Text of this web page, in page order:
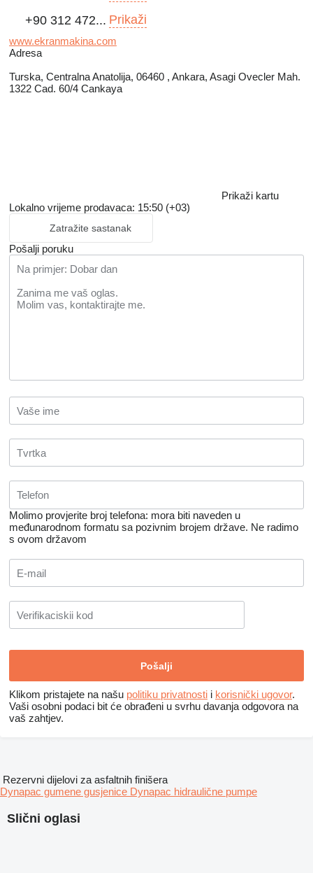
+90 312 472... Prikaži
www.ekranmakina.com
Adresa
Turska, Centralna Anatolija, 06460 , Ankara, Asagi Ovecler Mah.
1322 Cad. 60/4 Cankaya
Prikaži kartu
Lokalno vrijeme prodavaca: 15:50 (+03)
Zatražite sastanak
Pošalji poruku
Molimo provjerite broj telefona: mora biti naveden u
međunarodnom formatu sa pozivnim brojem države. Ne radimo
s ovom državom
Klikom pristajete na našu politiku privatnosti i korisnički ugovor.
Vaši osobni podaci bit će obrađeni u svrhu davanja odgovora na
vaš zahtjev.
Slični oglasi
Rezervni dijelovi za asfaltnih finišera
Dynapac gumene gusjenice Dynapac hidraulične pumpe